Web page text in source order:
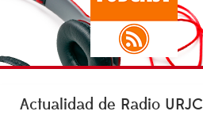
Actualidad de Radio URJC